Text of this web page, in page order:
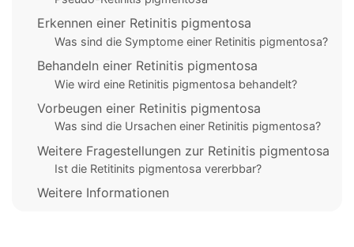
Erkennen einer Retinitis pigmentosa
Was sind die Symptome einer Retinitis pigmentosa?
Behandeln einer Retinitis pigmentosa
Wie wird eine Retinitis pigmentosa behandelt?
Vorbeugen einer Retinitis pigmentosa
Was sind die Ursachen einer Retinitis pigmentosa?
Weitere Fragestellungen zur Retinitis pigmentosa
Ist die Retitinits pigmentosa vererbbar?
Weitere Informationen